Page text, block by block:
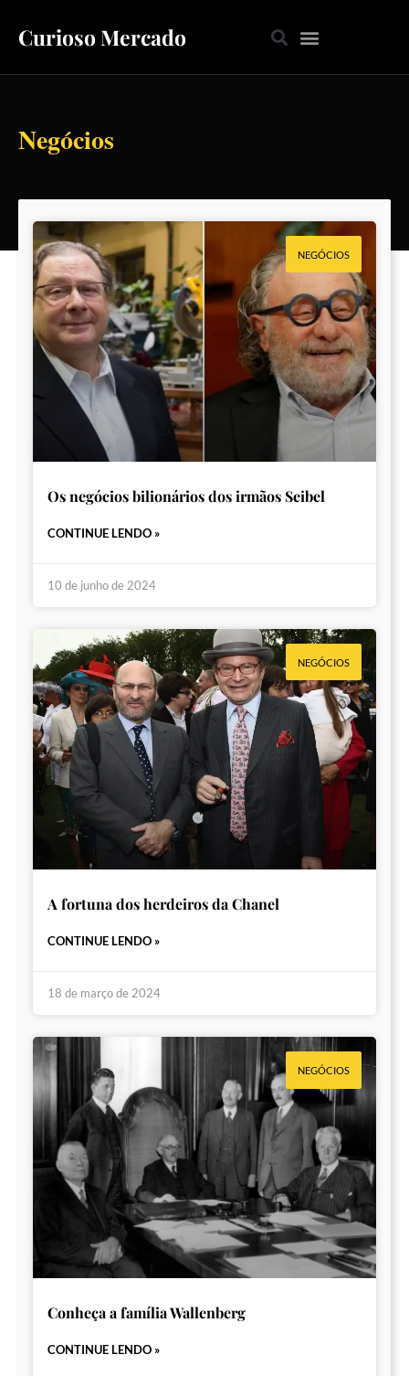
Curioso Mercado
Negócios
NEGÓCIOS
Os negócios bilionários dos irmãos Seibel
CONTINUE LENDO »
10 de junho de 2024
NEGÓCIOS
A fortuna dos herdeiros da Chanel
CONTINUE LENDO »
18 de março de 2024
NEGÓCIOS
Conheça a família Wallenberg
CONTINUE LENDO »